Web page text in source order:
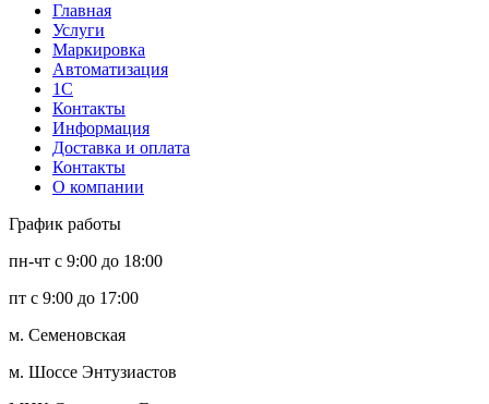
Главная
Услуги
Маркировка
Автоматизация
1С
Контакты
Информация
Доставка и оплата
Контакты
О компании
График работы
пн-чт с 9:00 до 18:00
пт с 9:00 до 17:00
м. Семеновская
м. Шоссе Энтузиастов